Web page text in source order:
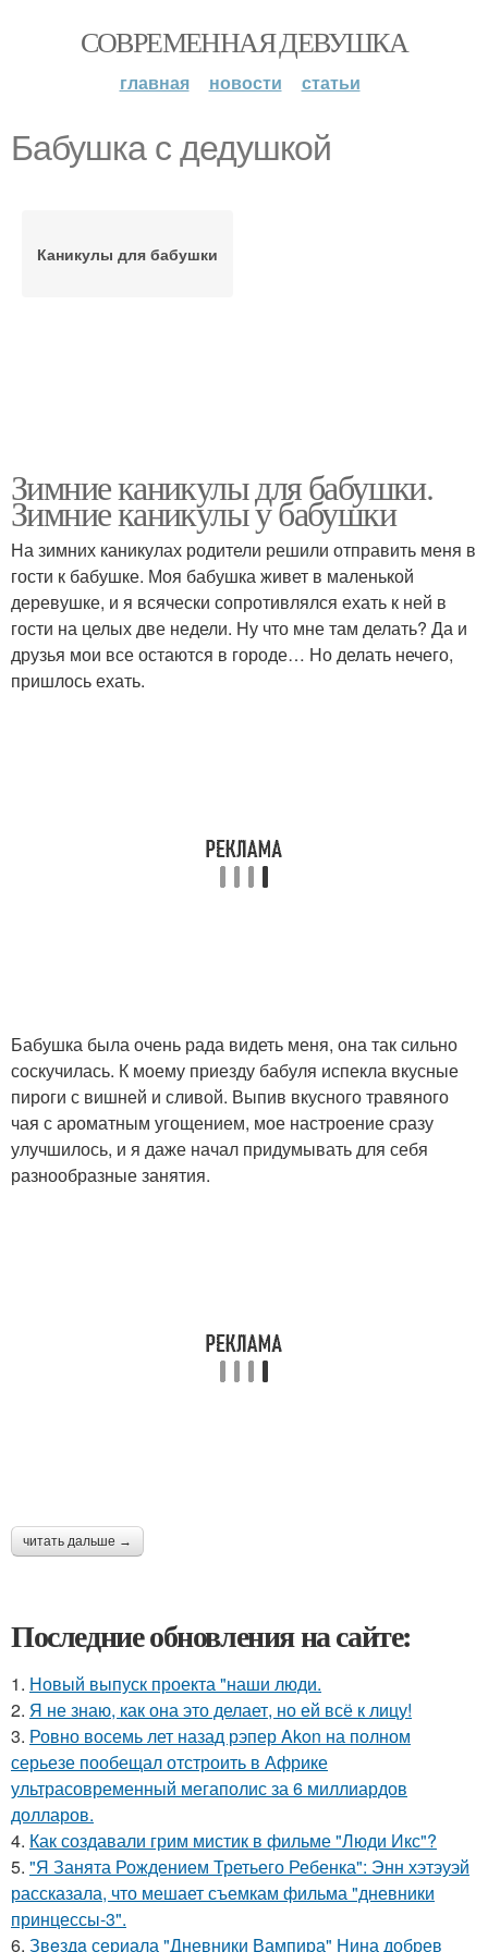
СОВРЕМЕННАЯ ДЕВУШКА
главная новости статьи
Бабушка с дедушкой
Каникулы для бабушки
Зимние каникулы для бабушки.
Зимние каникулы у бабушки
На зимних каникулах родители решили отправить меня в
гости к бабушке. Моя бабушка живет в маленькой
деревушке, и я всячески сопротивлялся ехать к ней в
гости на целых две недели. Ну что мне там делать? Да и
друзья мои все остаются в городе… Но делать нечего,
пришлось ехать.
Бабушка была очень рада видеть меня, она так сильно
соскучилась. К моему приезду бабуля испекла вкусные
пироги с вишней и сливой. Выпив вкусного травяного
чая с ароматным угощением, мое настроение сразу
улучшилось, и я даже начал придумывать для себя
разнообразные занятия.
читать дальше →
Последние обновления на сайте:
1. Новый выпуск проекта "наши люди.
2. Я не знаю, как она это делает, но ей всё к лицу!
3. Ровно восемь лет назад рэпер Akon на полном
серьезе пообещал отстроить в Африке
ультрасовременный мегаполис за 6 миллиардов
долларов.
4. Как создавали грим мистик в фильме "Люди Икс"?
5. "Я Занята Рождением Третьего Ребенка": Энн хэтэуэй
рассказала, что мешает съемкам фильма "дневники
принцессы-3".
6. Звeздa сериала "Дневники Вампира" Нина добрев